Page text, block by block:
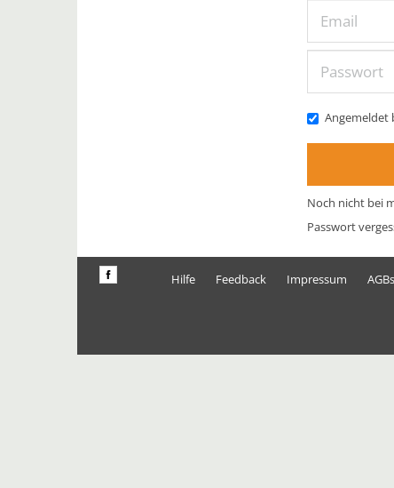
Angemeldet
Noch nicht bei
Passwort
Hilfe Feedback Impressum AGBs